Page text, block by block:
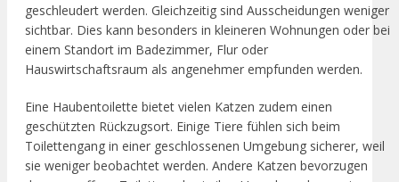
geschleudert werden. Gleichzeitig sind Ausscheidungen weniger
sichtbar. Dies kann besonders in kleineren Wohnungen oder bei
einem Standort im Badezimmer, Flur oder
Hauswirtschaftsraum als angenehmer empfunden werden.
Eine Haubentoilette bietet vielen Katzen zudem einen
geschützten Rückzugsort. Einige Tiere fühlen sich beim
Toilettengang in einer geschlossenen Umgebung sicherer, weil
sie weniger beobachtet werden. Andere Katzen bevorzugen